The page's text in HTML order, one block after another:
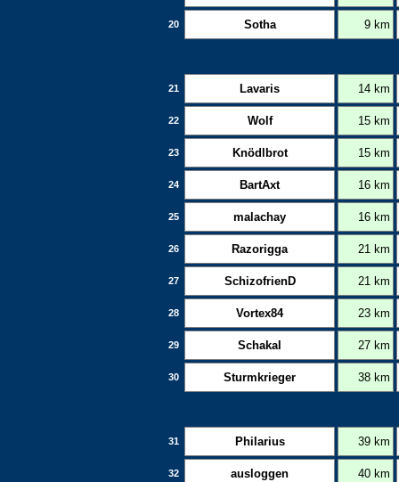
20 Sotha 9 km
21 Lavaris 14 km
22 Wolf 15 km
23 Knödlbrot 15 km
24 BartAxt 16 km
25 malachay 16 km
26 Razorigga 21 km
27 SchizofrienD 21 km
28 Vortex84 23 km
29 Schakal 27 km
30 Sturmkrieger 38 km
31 Philarius 39 km
32 ausloggen 40 km